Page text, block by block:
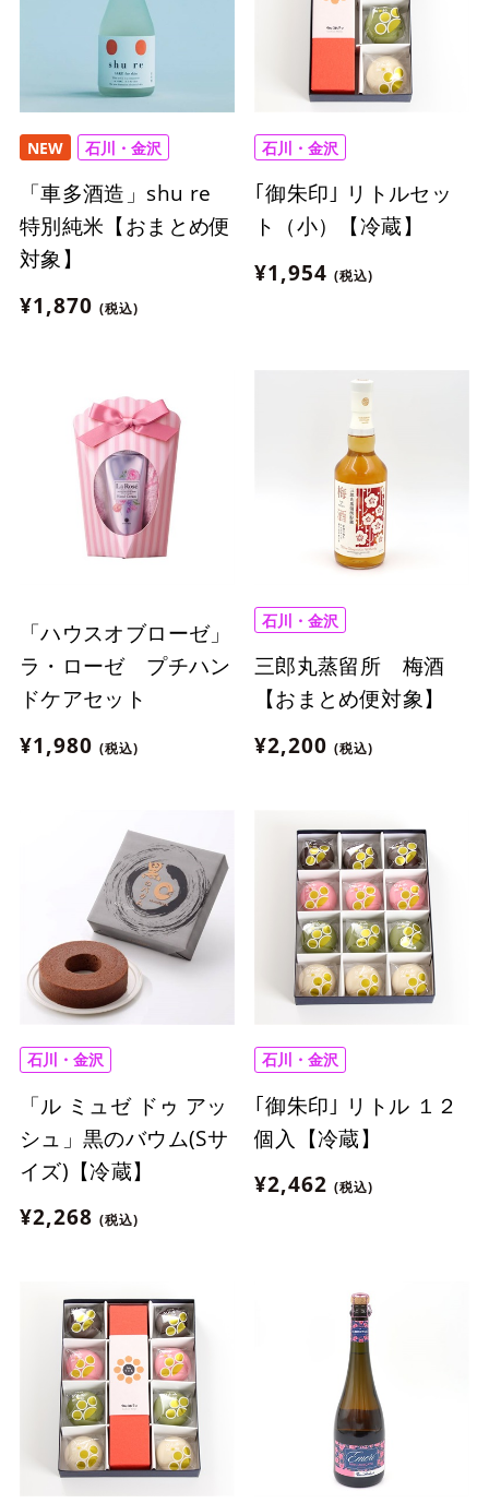
NEW 石川・金沢
「車多酒造」shu re
特別純米【おまとめ便
対象】
¥1,870 (税込)
石川・金沢
｢御朱印｣ リトルセッ
ト（小）【冷蔵】
¥1,954 (税込)
「ハウスオブローゼ」
ラ・ローゼ プチハン
ドケアセット
¥1,980 (税込)
石川・金沢
三郎丸蒸留所 梅酒
【おまとめ便対象】
¥2,200 (税込)
石川・金沢
「ル ミュゼ ドゥ アッ
シュ」黒のバウム(Sサ
イズ)【冷蔵】
¥2,268 (税込)
石川・金沢
｢御朱印｣ リトル １２
個入【冷蔵】
¥2,462 (税込)